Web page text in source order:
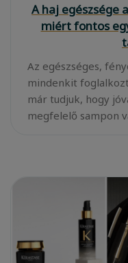
A haj egészsége
miért fontos
Az egészséges,
mindenkit
már tudjuk, hogy
megfelelő sampon